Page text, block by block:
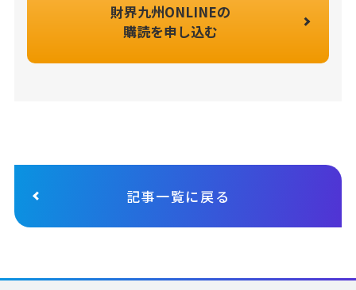
財界九州ONLINEの
購読を申し込む
記事一覧に戻る